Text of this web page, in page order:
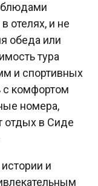
блюдами
отелях, и не
обеда или
тура
и спортивных
с комфортом
номера,
отдых в Сиде
и